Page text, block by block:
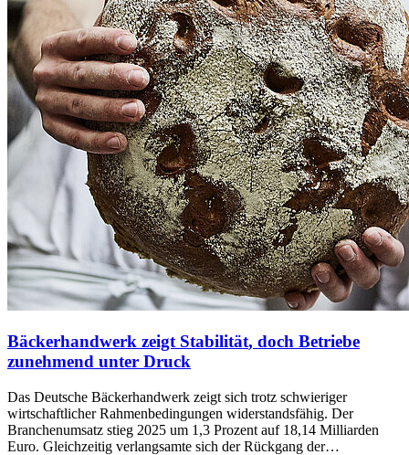
Bäckerhandwerk zeigt Stabilität, doch Betriebe
zunehmend unter Druck
Das Deutsche Bäckerhandwerk zeigt sich trotz schwieriger
wirtschaftlicher Rahmenbedingungen widerstandsfähig. Der
Branchenumsatz stieg 2025 um 1,3 Prozent auf 18,14 Milliarden
Euro. Gleichzeitig verlangsamte sich der Rückgang der…